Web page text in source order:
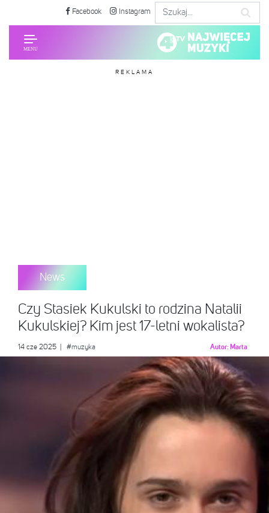
Facebook Instagram
REKLAMA
News
Czy Stasiek Kukulski to rodzina Natalii
Kukulskiej? Kim jest 17-letni wokalista?
14 cze 2025 #muzyka Autor: Marta